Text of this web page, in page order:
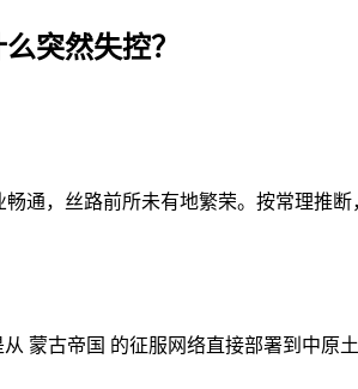
突然失控？
通，丝路前所未有地繁荣。按常理推断
蒙古帝国 的征服网络直接部署到中原土